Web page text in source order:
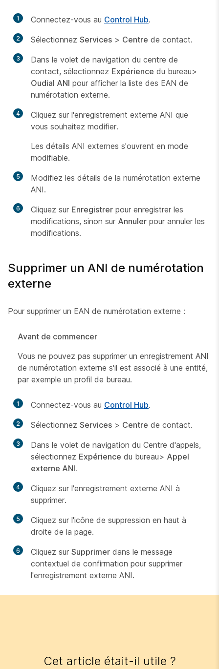
1 Connectez-vous au Control Hub.
2 Sélectionnez Services > Centre de contact.
3
Dans le volet de navigation du centre de
contact, sélectionnez Expérience du bureau>
Oudial ANI pour afficher la liste des EAN de
numérotation externe.
4
Cliquez sur l'enregistrement externe ANI que
vous souhaitez modifier.
Les détails ANI externes s'ouvrent en mode
modifiable.
5
Modifiez les détails de la numérotation externe
ANI.
6 Cliquez sur Enregistrer pour enregistrer les
modifications, sinon sur Annuler pour annuler les
modifications.
Supprimer un ANI de numérotation
externe
Pour supprimer un EAN de numérotation externe :
Avant de commencer
Vous ne pouvez pas supprimer un enregistrement ANI
de numérotation externe s'il est associé à une entité,
par exemple un profil de bureau.
1 Connectez-vous au Control Hub.
2 Sélectionnez Services > Centre de contact.
3
Dans le volet de navigation du Centre d'appels,
sélectionnez Expérience du bureau> Appel
externe ANI.
4
Cliquez sur l'enregistrement externe ANI à
supprimer.
5
Cliquez sur l'icône de suppression en haut à
droite de la page.
6 Cliquez sur Supprimer dans le message
contextuel de confirmation pour supprimer
l'enregistrement externe ANI.
Cet article était-il utile ?